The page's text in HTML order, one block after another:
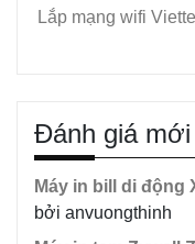
Lắp mạng wifi
Đánh giá
Máy in bill di động
bởi anvuongthinh